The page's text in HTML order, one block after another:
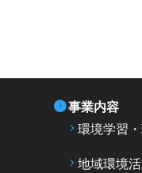
事業内容
環境学習
地域環境